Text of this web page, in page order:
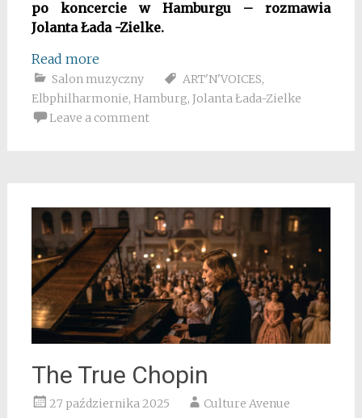
po koncercie w Hamburgu – rozmawia
Jolanta Łada -Zielke.
Read more
Salon muzyczny ART'N'VOICES,
Elbphilharmonie, Hamburg, Jolanta Łada-Zielke
Leave a comment
The True Chopin
27 października 2025 Culture Avenue